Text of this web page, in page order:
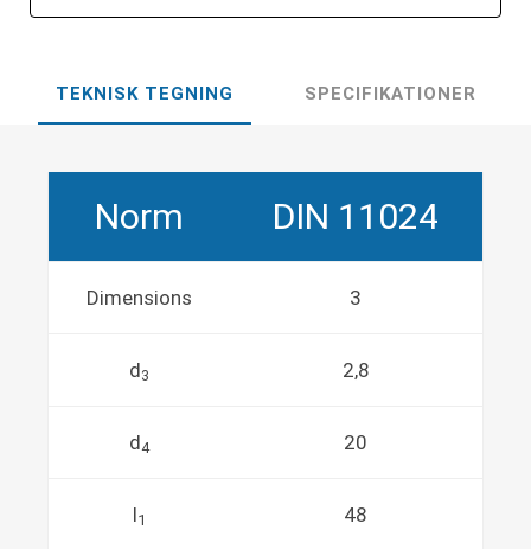
TEKNISK TEGNING SPECIFIKATIONER
Norm DIN 11024
Dimensions 3
d3 2,8
d4 20
l1 48